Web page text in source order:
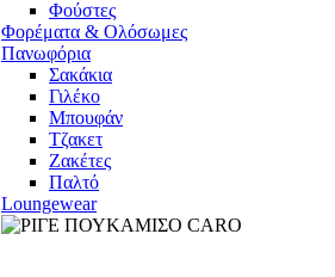
Φούστες
Φορέματα & Ολόσωμες
Πανωφόρια
Σακάκια
Γιλέκο
Μπουφάν
Τζακετ
Ζακέτες
Παλτό
Loungewear